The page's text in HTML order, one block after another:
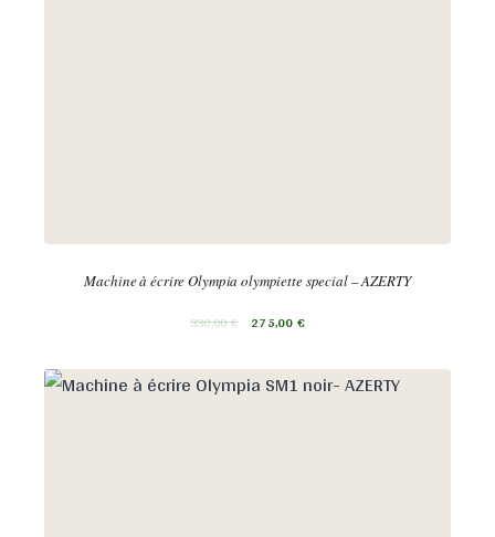
Machine à écrire Olympia olympiette special – AZERTY
330,00€ 275,00€